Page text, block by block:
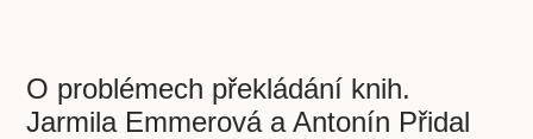
O problémech překládání knih.
Jarmila Emmerová a Antonín Přidal